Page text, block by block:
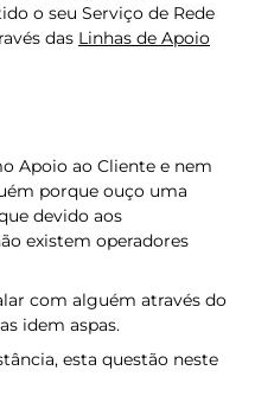
o seu Serviço de Rede
das Linhas de Apoio
Apoio ao Cliente e nem
porque ouço uma
devido aos
existem operadores
com alguém através do
idem aspas.
esta questão neste